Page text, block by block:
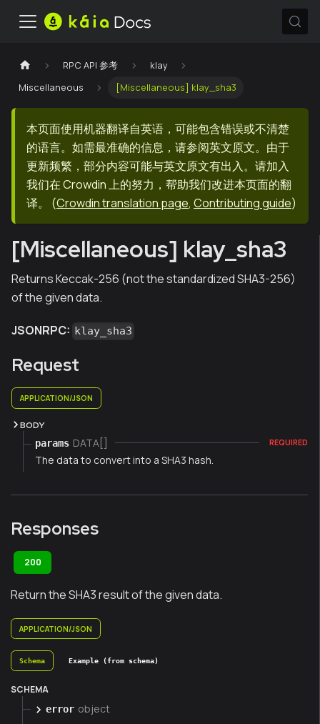
RPC API 参考
klay
Miscellaneous
[Miscellaneous] klay_sha3
本页面使用机器翻译自英语，可能包含错误或不清楚
的语言。如需最准确的信息，请参阅英文原文。由于
更新频繁，部分内容可能与英文原文有出入。请加入
我们在 Crowdin 上的努力，帮助我们改进本页面的翻
译。
(Crowdin translation page, Contributing guide)
[Miscellaneous] klay_sha3
Returns Keccak-256 (not the standardized SHA3-256)
of the given data.
JSONRPC: klay_sha3
Request
APPLICATION/JSON
BODY
params DATA[] REQUIRED
The data to convert into a SHA3 hash.
Responses
200
Return the SHA3 result of the given data.
APPLICATION/JSON
Schema Example (from schema)
SCHEMA
error object